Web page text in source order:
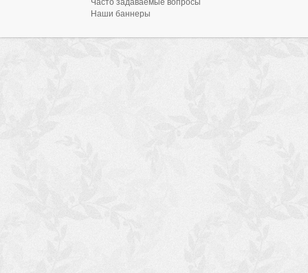
Часто задаваемые вопросы
Наши баннеры